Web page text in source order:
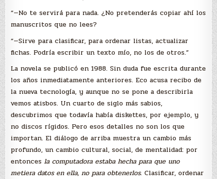
“—No te servirá para nada. ¿No pretenderás copiar ahí los
manuscritos que no lees?
“—Sirve para clasificar, para ordenar listas, actualizar
fichas. Podría escribir un texto mío, no los de otros.”
La novela se publicó en 1988. Sin duda fue escrita durante
los años inmediatamente anteriores. Eco acusa recibo de
la nueva tecnología, y aunque no se pone a describirla
vemos atisbos. Un cuarto de siglo más sabios,
descubrimos que todavía había diskettes, por ejemplo, y
no discos rígidos. Pero esos detalles no son los que
importan. El diálogo de arriba muestra un cambio más
profundo, un cambio cultural, social, de mentalidad: por
entoncesla computadora estaba hecha para que uno
metiera datos en ella, no para obtenerlos. Clasificar, ordenar